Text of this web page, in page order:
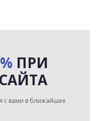
ПРИ
с вами в ближайшее